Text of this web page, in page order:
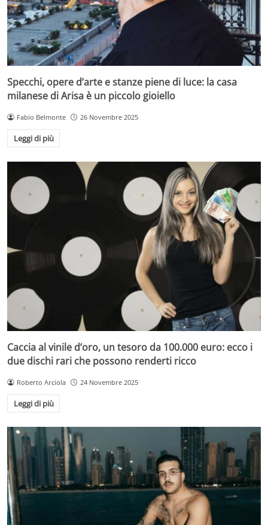
Specchi, opere d’arte e stanze piene di luce: la casa
milanese di Arisa è un piccolo gioiello
Fabio Belmonte 26 Novembre 2025
Leggi di più
Caccia al vinile d’oro, un tesoro da 100.000 euro: ecco i
due dischi rari che possono renderti ricco
Roberto Arciola 24 Novembre 2025
Leggi di più